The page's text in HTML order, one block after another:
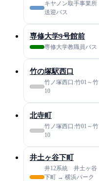
キヤノン取手事業所
送迎バス
専修大学9号館前
専修大学教職員バス
竹の塚駅西口
竹ノ塚西口:竹01～竹
10
北寺町
竹ノ塚西口:竹01～竹
10
井土ヶ谷下町
井12系統 井土ヶ谷
下町 → 横浜パーク